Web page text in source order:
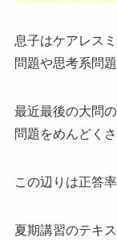
息子はケアレス
問題や思考系問
最近最後の大問
問題をめんどく
この辺りは正答
夏期講習のテキ